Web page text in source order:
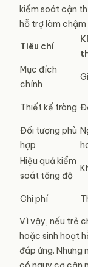
kiểm soát cận
hỗ trợ làm chậm
Tiêu chí
Mục đích
chính
Thiết kế tròng
Đối tượng phù
hợp
Hiệu quả kiểm
soát tăng độ
Chi phí
Vì vậy, nếu trẻ
hoặc sinh hoạt
đáp ứng. Nhưng